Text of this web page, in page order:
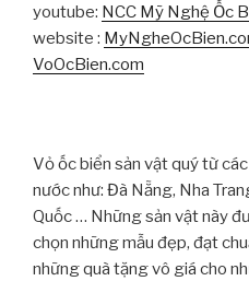
youtube: NCC Mỹ Nghệ Ốc
website :
VoOcBien.com
Vỏ ốc biển sản vật quý từ
nước như: Đà Nẵng, Nha
Quốc … Những sản vật này
chọn những mẫu đẹp, đạt
những quà tặng vô giá cho